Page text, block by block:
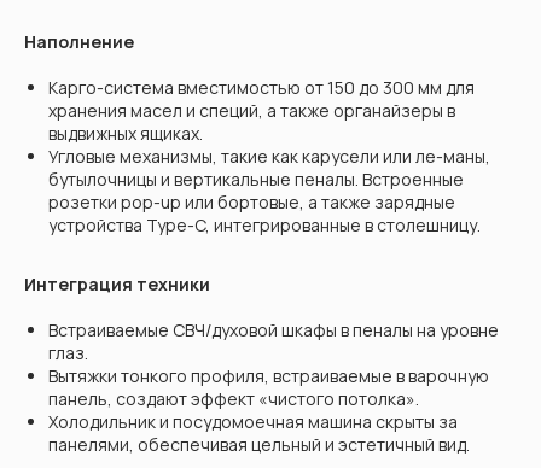
Наполнение
Карго-система вместимостью от 150 до 300 мм для
хранения масел и специй, а также органайзеры в
выдвижных ящиках.
Угловые механизмы, такие как карусели или ле-маны,
бутылочницы и вертикальные пеналы. Встроенные
розетки pop-up или бортовые, а также зарядные
устройства Type-C, интегрированные в столешницу.
Интеграция техники
Встраиваемые СВЧ/духовой шкафы в пеналы на уровне
глаз.
Вытяжки тонкого профиля, встраиваемые в варочную
панель, создают эффект «чистого потолка».
Холодильник и посудомоечная машина скрыты за
панелями, обеспечивая цельный и эстетичный вид.